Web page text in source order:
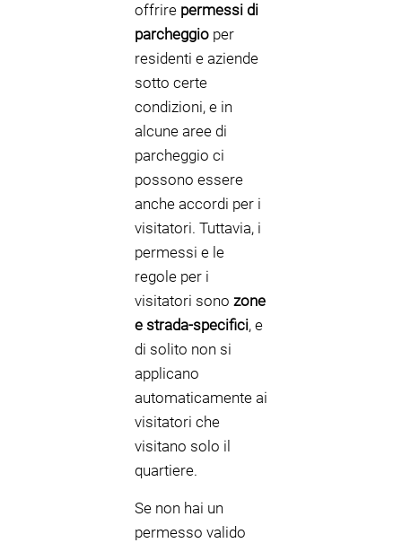
offrire permessi di
parcheggio per
residenti e aziende
sotto certe
condizioni, e in
alcune aree di
parcheggio ci
possono essere
anche accordi per i
visitatori. Tuttavia, i
permessi e le
regole per i
visitatori sono zone
e strada-specifici, e
di solito non si
applicano
automaticamente ai
visitatori che
visitano solo il
quartiere.
Se non hai un
permesso valido